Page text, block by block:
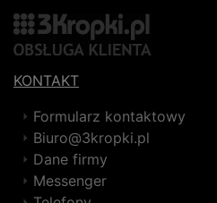
KONTAKT
Formularz kontaktowy
Biuro@3kropki.pl
Dane firmy
Messenger